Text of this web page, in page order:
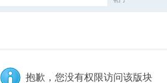
抱歉，您没有权限访问该版块